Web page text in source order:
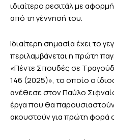
ιδιαίτερο ρεσιτάλ με
από τη γέννησή του.
Ιδιαίτερη σημασία έχει το
περιλαμβάνεται η πρώτη
«Πέντε Σπουδές σε
146 (2025)», το οποίο ο
ανέθεσε στον Παύλο
έργα που θα
ακουστούν για πρώτη φορά